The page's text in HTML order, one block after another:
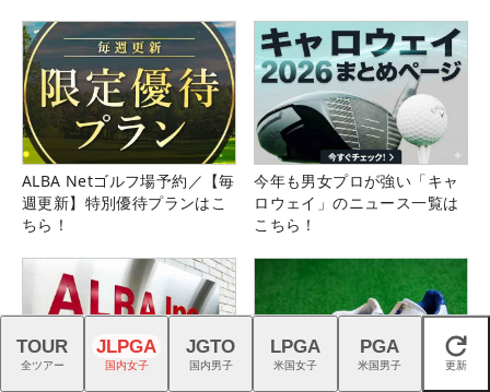
ALBA Netゴルフ場予約／【毎
週更新】特別優待プランはこ
ちら！
今年も男女プロが強い「キャ
ロウェイ」のニュース一覧は
こちら！
閉じる
TOUR
全ツアー
JLPGA
国内女子
JGTO
国内男子
LPGA
米国女子
PGA
米国男子 更新